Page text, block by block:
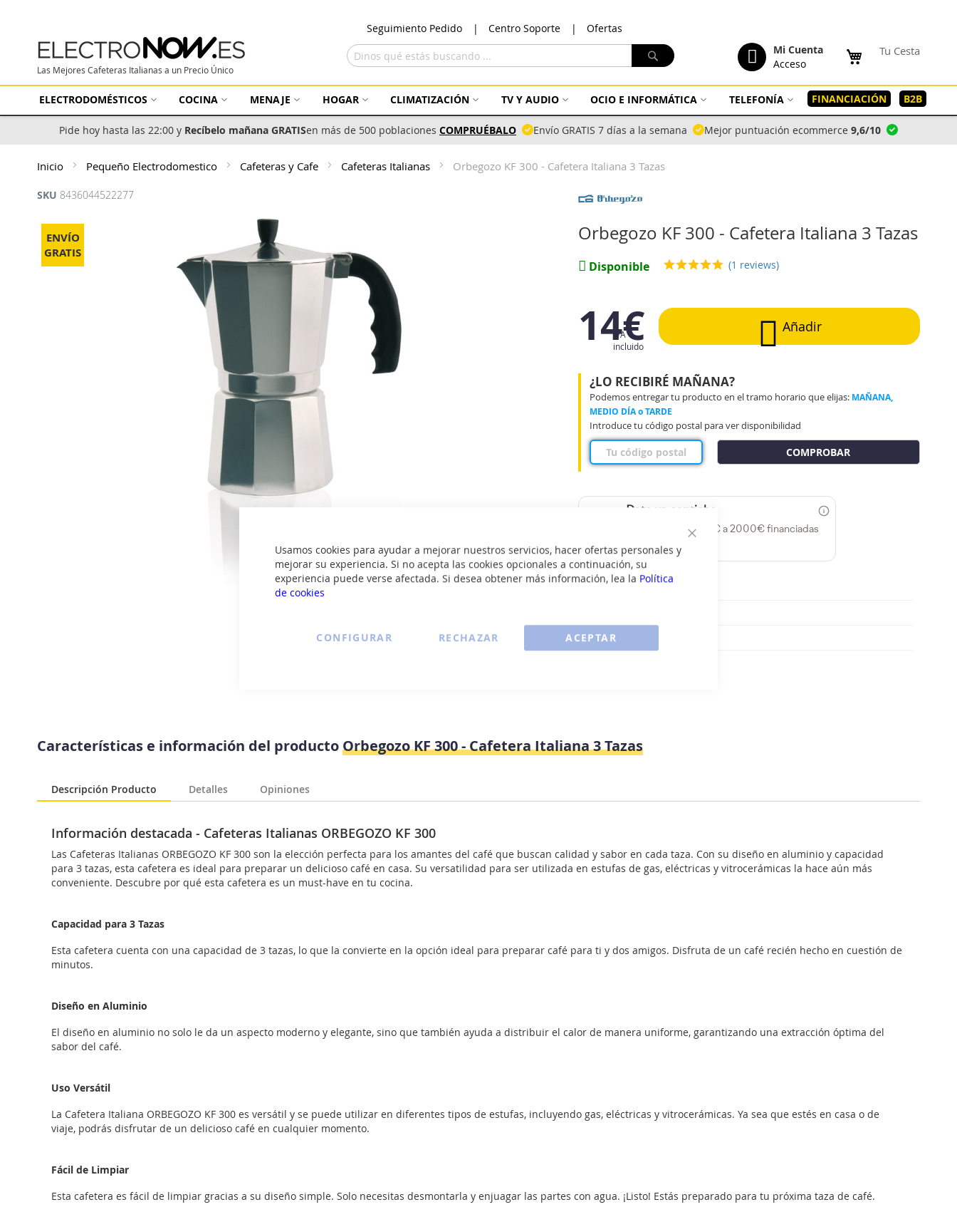
Usamos cookies para ayudar a mejorar nuestros servicios, hacer ofertas personales y
mejorar su experiencia. Si no acepta las cookies opcionales a continuación, su
experiencia puede verse afectada. Si desea obtener más información, lea la Política
de cookies
ACEPTAR
CONFIGURAR RECHAZAR
Seguimiento Pedido Centro Soporte Ofertas
contenido
Las Mejores Cafeteras Italianas a un Precio Único
Tu Cesta
Mi Cuenta
Acceso
Buscar
ELECTRODOMÉSTICOS COCINA MENAJE HOGAR CLIMATIZACIÓN TV Y AUDIO OCIO E INFORMÁTICA TELEFONÍA FINANCIACIÓN B2B
Pide hoy hasta las 22:00 y Recíbelo mañana GRATISen más de 500 poblaciones COMPRUÉBALO Envío GRATIS 7 días a la semana Mejor puntuación ecommerce 9,6/10
Inicio Pequeño Electrodomestico Cafeteras y Cafe Cafeteras Italianas Orbegozo KF 300 - Cafetera Italiana 3 Tazas
Orbegozo KF 300 - Cafetera Italiana 3 Tazas
Disponible (1 reviews)
14€
IVA
incluido
Añadir
¿LO RECIBIRÉ MAÑANA?
Podemos entregar tu producto en el tramo horario que elijas: MAÑANA,
MEDIO DÍA o TARDE
Introduce tu código postal para ver disponibilidad
COMPROBAR
Date un capricho
Tus compras de 60€ a 2000€ financiadas
con Pepper.
Numero de tazas: 3
ENVÍO
GRATIS
SKU 8436044522277
Saltar
final
de
al
comienzo
galería
imágenes
Características e información del productoOrbegozo KF 300 - Cafetera Italiana 3 Tazas
Descripción Producto
Información destacada - Cafeteras Italianas ORBEGOZO KF 300
Las Cafeteras Italianas ORBEGOZO KF 300 son la elección perfecta para los amantes del café que buscan calidad y sabor en cada taza. Con su diseño en aluminio y capacidad
para 3 tazas, esta cafetera es ideal para preparar un delicioso café en casa. Su versatilidad para ser utilizada en estufas de gas, eléctricas y vitrocerámicas la hace aún más
conveniente. Descubre por qué esta cafetera es un must-have en tu cocina.
Capacidad para 3 Tazas
Esta cafetera cuenta con una capacidad de 3 tazas, lo que la convierte en la opción ideal para preparar café para ti y dos amigos. Disfruta de un café recién hecho en cuestión de
minutos.
Diseño en Aluminio
El diseño en aluminio no solo le da un aspecto moderno y elegante, sino que también ayuda a distribuir el calor de manera uniforme, garantizando una extracción óptima del
sabor del café.
Uso Versátil
La Cafetera Italiana ORBEGOZO KF 300 es versátil y se puede utilizar en diferentes tipos de estufas, incluyendo gas, eléctricas y vitrocerámicas. Ya sea que estés en casa o de
viaje, podrás disfrutar de un delicioso café en cualquier momento.
Fácil de Limpiar
Esta cafetera es fácil de limpiar gracias a su diseño simple. Solo necesitas desmontarla y enjuagar las partes con agua. ¡Listo! Estás preparado para tu próxima taza de café.
Detalles Opiniones